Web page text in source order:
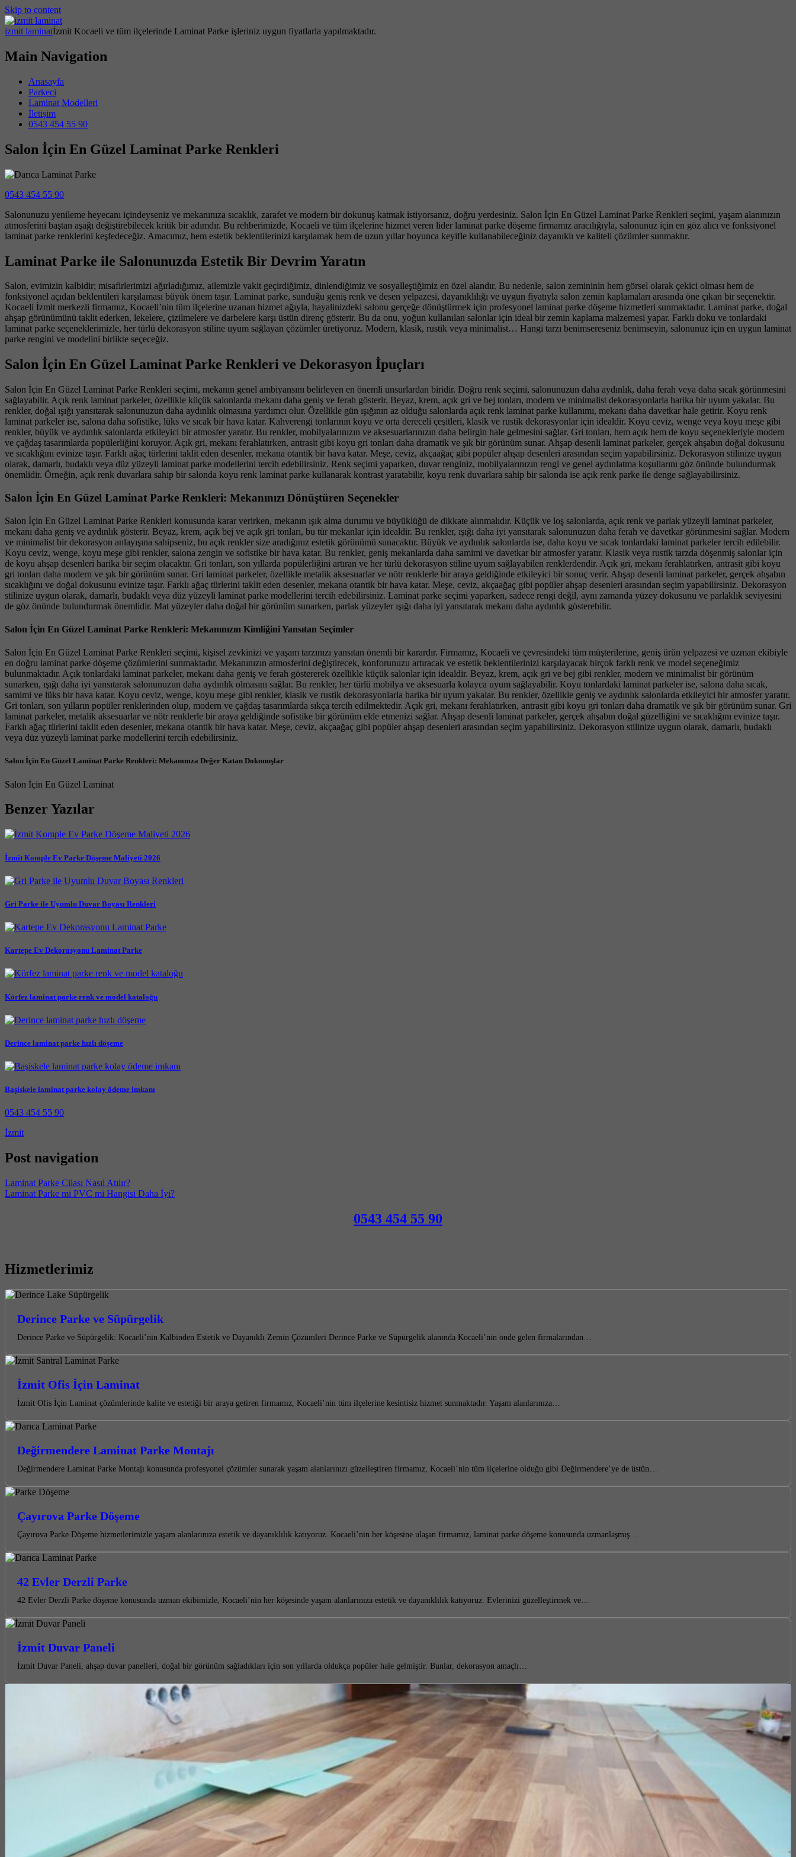
Skip to content
izmit laminatİzmit Kocaeli ve tüm ilçelerinde Laminat Parke işleriniz uygun fiyatlarla yapılmaktadır.
Main Navigation
Anasayfa
Parkeci
Laminat Modelleri
İletişim
0543 454 55 90
Salon İçin En Güzel Laminat Parke Renkleri
0543 454 55 90
Salonunuzu yenileme heyecanı içindeyseniz ve mekanınıza sıcaklık, zarafet ve modern bir dokunuş katmak istiyorsanız, doğru yerdesiniz. Salon İçin En Güzel Laminat Parke Renkleri seçimi, yaşam alanınızın
atmosferini baştan aşağı değiştirebilecek kritik bir adımdır. Bu rehberimizde, Kocaeli ve tüm ilçelerine hizmet veren lider laminat parke döşeme firmamız aracılığıyla, salonunuz için en göz alıcı ve fonksiyonel
laminat parke renklerini keşfedeceğiz. Amacımız, hem estetik beklentilerinizi karşılamak hem de uzun yıllar boyunca keyifle kullanabileceğiniz dayanıklı ve kaliteli çözümler sunmaktır.
Laminat Parke ile Salonunuzda Estetik Bir Devrim Yaratın
Salon, evimizin kalbidir; misafirlerimizi ağırladığımız, ailemizle vakit geçirdiğimiz, dinlendiğimiz ve sosyalleştiğimiz en özel alandır. Bu nedenle, salon zemininin hem görsel olarak çekici olması hem de
fonksiyonel açıdan beklentileri karşılaması büyük önem taşır. Laminat parke, sunduğu geniş renk ve desen yelpazesi, dayanıklılığı ve uygun fiyatıyla salon zemin kaplamaları arasında öne çıkan bir seçenektir.
Kocaeli İzmit merkezli firmamız, Kocaeli’nin tüm ilçelerine uzanan hizmet ağıyla, hayalinizdeki salonu gerçeğe dönüştürmek için profesyonel laminat parke döşeme hizmetleri sunmaktadır. Laminat parke, doğal
ahşap görünümünü taklit ederken, lekelere, çizilmelere ve darbelere karşı üstün direnç gösterir. Bu da onu, yoğun kullanılan salonlar için ideal bir zemin kaplama malzemesi yapar. Farklı doku ve tonlardaki
laminat parke seçeneklerimizle, her türlü dekorasyon stiline uyum sağlayan çözümler üretiyoruz. Modern, klasik, rustik veya minimalist… Hangi tarzı benimsereseniz benimseyin, salonunuz için en uygun laminat
parke rengini ve modelini birlikte seçeceğiz.
Salon İçin En Güzel Laminat Parke Renkleri ve Dekorasyon İpuçları
Salon İçin En Güzel Laminat Parke Renkleri seçimi, mekanın genel ambiyansını belirleyen en önemli unsurlardan biridir. Doğru renk seçimi, salonunuzun daha aydınlık, daha ferah veya daha sıcak görünmesini
sağlayabilir. Açık renk laminat parkeler, özellikle küçük salonlarda mekanı daha geniş ve ferah gösterir. Beyaz, krem, açık gri ve bej tonları, modern ve minimalist dekorasyonlarla harika bir uyum yakalar. Bu
renkler, doğal ışığı yansıtarak salonunuzun daha aydınlık olmasına yardımcı olur. Özellikle gün ışığının az olduğu salonlarda açık renk laminat parke kullanımı, mekanı daha davetkar hale getirir. Koyu renk
laminat parkeler ise, salona daha sofistike, lüks ve sıcak bir hava katar. Kahverengi tonlarının koyu ve orta dereceli çeşitleri, klasik ve rustik dekorasyonlar için idealdir. Koyu ceviz, wenge veya koyu meşe gibi
renkler, büyük ve aydınlık salonlarda etkileyici bir atmosfer yaratır. Bu renkler, mobilyalarınızın ve aksesuarlarınızın daha belirgin hale gelmesini sağlar. Gri tonları, hem açık hem de koyu seçenekleriyle modern
ve çağdaş tasarımlarda popülerliğini koruyor. Açık gri, mekanı ferahlatırken, antrasit gibi koyu gri tonları daha dramatik ve şık bir görünüm sunar. Ahşap desenli laminat parkeler, gerçek ahşabın doğal dokusunu
ve sıcaklığını evinize taşır. Farklı ağaç türlerini taklit eden desenler, mekana otantik bir hava katar. Meşe, ceviz, akçaağaç gibi popüler ahşap desenleri arasından seçim yapabilirsiniz. Dekorasyon stilinize uygun
olarak, damarlı, budaklı veya düz yüzeyli laminat parke modellerini tercih edebilirsiniz. Renk seçimi yaparken, duvar renginiz, mobilyalarınızın rengi ve genel aydınlatma koşullarını göz önünde bulundurmak
önemlidir. Örneğin, açık renk duvarlara sahip bir salonda koyu renk laminat parke kullanarak kontrast yaratabilir, koyu renk duvarlara sahip bir salonda ise açık renk parke ile denge sağlayabilirsiniz.
Salon İçin En Güzel Laminat Parke Renkleri: Mekanınızı Dönüştüren Seçenekler
Salon İçin En Güzel Laminat Parke Renkleri konusunda karar verirken, mekanın ışık alma durumu ve büyüklüğü de dikkate alınmalıdır. Küçük ve loş salonlarda, açık renk ve parlak yüzeyli laminat parkeler,
mekanı daha geniş ve aydınlık gösterir. Beyaz, krem, açık bej ve açık gri tonları, bu tür mekanlar için idealdir. Bu renkler, ışığı daha iyi yansıtarak salonunuzun daha ferah ve davetkar görünmesini sağlar. Modern
ve minimalist bir dekorasyon anlayışına sahipseniz, bu açık renkler size aradığınız estetik görünümü sunacaktır. Büyük ve aydınlık salonlarda ise, daha koyu ve sıcak tonlardaki laminat parkeler tercih edilebilir.
Koyu ceviz, wenge, koyu meşe gibi renkler, salona zengin ve sofistike bir hava katar. Bu renkler, geniş mekanlarda daha samimi ve davetkar bir atmosfer yaratır. Klasik veya rustik tarzda döşenmiş salonlar için
de koyu ahşap desenleri harika bir seçim olacaktır. Gri tonları, son yıllarda popülerliğini artıran ve her türlü dekorasyon stiline uyum sağlayabilen renklerdendir. Açık gri, mekanı ferahlatırken, antrasit gibi koyu
gri tonları daha modern ve şık bir görünüm sunar. Gri laminat parkeler, özellikle metalik aksesuarlar ve nötr renklerle bir araya geldiğinde etkileyici bir sonuç verir. Ahşap desenli laminat parkeler, gerçek ahşabın
sıcaklığını ve doğal dokusunu evinize taşır. Farklı ağaç türlerini taklit eden desenler, mekana otantik bir hava katar. Meşe, ceviz, akçaağaç gibi popüler ahşap desenleri arasından seçim yapabilirsiniz. Dekorasyon
stilinize uygun olarak, damarlı, budaklı veya düz yüzeyli laminat parke modellerini tercih edebilirsiniz. Laminat parke seçimi yaparken, sadece rengi değil, aynı zamanda yüzey dokusunu ve parlaklık seviyesini
de göz önünde bulundurmak önemlidir. Mat yüzeyler daha doğal bir görünüm sunarken, parlak yüzeyler ışığı daha iyi yansıtarak mekanı daha aydınlık gösterebilir.
Salon İçin En Güzel Laminat Parke Renkleri: Mekanınızın Kimliğini Yansıtan Seçimler
Salon İçin En Güzel Laminat Parke Renkleri seçimi, kişisel zevkinizi ve yaşam tarzınızı yansıtan önemli bir karardır. Firmamız, Kocaeli ve çevresindeki tüm müşterilerine, geniş ürün yelpazesi ve uzman ekibiyle
en doğru laminat parke döşeme çözümlerini sunmaktadır. Mekanınızın atmosferini değiştirecek, konforunuzu artıracak ve estetik beklentilerinizi karşılayacak birçok farklı renk ve model seçeneğimiz
bulunmaktadır. Açık tonlardaki laminat parkeler, mekanı daha geniş ve ferah göstererek özellikle küçük salonlar için idealdir. Beyaz, krem, açık gri ve bej gibi renkler, modern ve minimalist bir görünüm
sunarken, ışığı daha iyi yansıtarak salonunuzun daha aydınlık olmasını sağlar. Bu renkler, her türlü mobilya ve aksesuarla kolayca uyum sağlayabilir. Koyu tonlardaki laminat parkeler ise, salona daha sıcak,
samimi ve lüks bir hava katar. Koyu ceviz, wenge, koyu meşe gibi renkler, klasik ve rustik dekorasyonlarla harika bir uyum yakalar. Bu renkler, özellikle geniş ve aydınlık salonlarda etkileyici bir atmosfer yaratır.
Gri tonları, son yılların popüler renklerinden olup, modern ve çağdaş tasarımlarda sıkça tercih edilmektedir. Açık gri, mekanı ferahlatırken, antrasit gibi koyu gri tonları daha dramatik ve şık bir görünüm sunar. Gri
laminat parkeler, metalik aksesuarlar ve nötr renklerle bir araya geldiğinde sofistike bir görünüm elde etmenizi sağlar. Ahşap desenli laminat parkeler, gerçek ahşabın doğal güzelliğini ve sıcaklığını evinize taşır.
Farklı ağaç türlerini taklit eden desenler, mekana otantik bir hava katar. Meşe, ceviz, akçaağaç gibi popüler ahşap desenleri arasından seçim yapabilirsiniz. Dekorasyon stilinize uygun olarak, damarlı, budaklı
veya düz yüzeyli laminat parke modellerini tercih edebilirsiniz.
Salon İçin En Güzel Laminat Parke Renkleri: Mekanınıza Değer Katan Dokunuşlar
Salon İçin En Güzel Laminat
Benzer Yazılar
İzmit Komple Ev Parke Döşeme Maliyeti 2026
Gri Parke ile Uyumlu Duvar Boyası Renkleri
Kartepe Ev Dekorasyonu Laminat Parke
Körfez laminat parke renk ve model kataloğu
Derince laminat parke hızlı döşeme
Başiskele laminat parke kolay ödeme imkanı
0543 454 55 90
İzmit
Post navigation
Laminat Parke Cilası Nasıl Atılır?
Laminat Parke mi PVC mi Hangisi Daha İyi?
0543 454 55 90
Hizmetlerimiz
Derince Parke ve Süpürgelik
Derince Parke ve Süpürgelik: Kocaeli’nin Kalbinden Estetik ve Dayanıklı Zemin Çözümleri Derince Parke ve Süpürgelik alanında Kocaeli’nin önde gelen firmalarından…
İzmit Ofis İçin Laminat
İzmit Ofis İçin Laminat çözümlerinde kalite ve estetiği bir araya getiren firmamız, Kocaeli’nin tüm ilçelerine kesintisiz hizmet sunmaktadır. Yaşam alanlarınıza…
Değirmendere Laminat Parke Montajı
Değirmendere Laminat Parke Montajı konusunda profesyonel çözümler sunarak yaşam alanlarınızı güzelleştiren firmamız, Kocaeli’nin tüm ilçelerine olduğu gibi Değirmendere’ye de üstün…
Çayırova Parke Döşeme
Çayırova Parke Döşeme hizmetlerimizle yaşam alanlarınıza estetik ve dayanıklılık katıyoruz. Kocaeli’nin her köşesine ulaşan firmamız, laminat parke döşeme konusunda uzmanlaşmış…
42 Evler Derzli Parke
42 Evler Derzli Parke döşeme konusunda uzman ekibimizle, Kocaeli’nin her köşesinde yaşam alanlarınıza estetik ve dayanıklılık katıyoruz. Evlerinizi güzelleştirmek ve…
İzmit Duvar Paneli
İzmit Duvar Paneli, ahşap duvar panelleri, doğal bir görünüm sağladıkları için son yıllarda oldukça popüler hale gelmiştir. Bunlar, dekorasyon amaçlı…